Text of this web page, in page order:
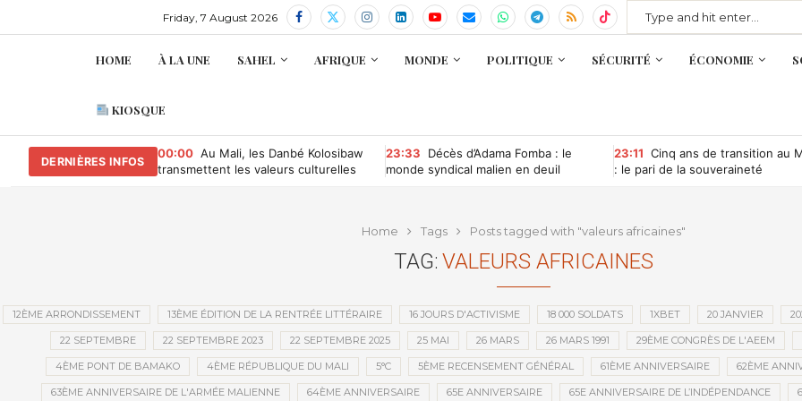
Friday, 7 August 2026
HOME À LA UNE SAHEL AFRIQUE MONDE POLITIQUE SÉCURITÉ ÉCONOMIE
KIOSQUE
DERNIÈRES INFOS
00:00 Au Mali, les Danbé Kolosibaw
transmettent les valeurs culturelles
23:33
Décès d’Adama Fomba : le
monde syndical malien en deuil
23:11 Cinq ans de transition au
: le pari de la souveraineté
Home Tags Posts tagged with "valeurs africaines"
TAG: VALEURS AFRICAINES
12ÈME ARRONDISSEMENT 13ÈME ÉDITION DE LA RENTRÉE LITTÉRAIRE 16 JOURS D'ACTIVISME 18 000 SOLDATS 1XBET 20 JANVIER
22 SEPTEMBRE 22 SEPTEMBRE 2023 22 SEPTEMBRE 2025 25 MAI 26 MARS 26 MARS 1991 29ÈME CONGRÈS DE L'AEEM
4ÈME PONT DE BAMAKO 4ÈME RÉPUBLIQUE DU MALI 5°C 5ÈME RECENSEMENT GÉNÉRAL 61ÈME ANNIVERSAIRE 62ÈME
63ÈME ANNIVERSAIRE DE L'ARMÉE MALIENNE 64ÈME ANNIVERSAIRE 65E ANNIVERSAIRE 65E ANNIVERSAIRE DE L’INDÉPENDANCE